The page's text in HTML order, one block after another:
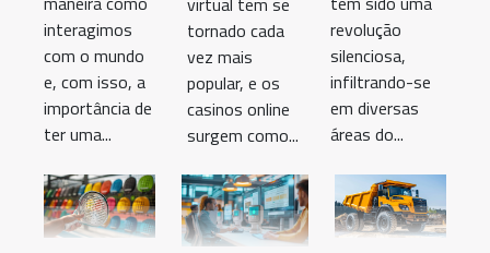
interagimos
com o mundo
e, com isso, a
importância de
ter uma...
tornado cada
vez mais
popular, e os
casinos online
surgem como...
revolução
silenciosa,
infiltrando-se
em diversas
áreas do...